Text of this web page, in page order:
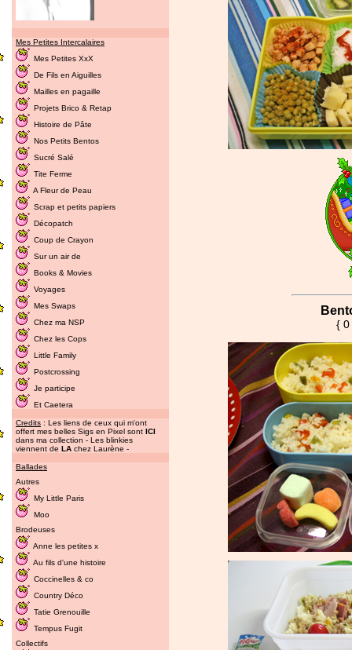
Mes Petites Intercalaires
Mes Petites XxX
De Fils en Aiguilles
Mailles en pagaille
Projets Brico & Retap
Histoire de Pâte
Nos Petits Bentos
Sucré Salé
Tite Ferme
A Fleur de Peau
Scrap et petits papiers
Décopatch
Coup de Crayon
Sur un air de
Books & Movies
Voyages
Mes Swaps
Chez ma NSP
Chez les Cops
Little Family
Postcrossing
Je participe
Et Caetera
Credits : Les liens de ceux qui m'ont
offert mes belles Sigs en Pixel sont ICI
dans ma collection - Les blinkies
viennent de LA chez Laurène -
Ballades
Autres
My Little Paris
Moo
Brodeuses
Anne les petites x
Au fils d'une histoire
Coccinelles & co
Country Déco
Tatie Grenouille
Tempus Fugit
Collectifs
{ 0